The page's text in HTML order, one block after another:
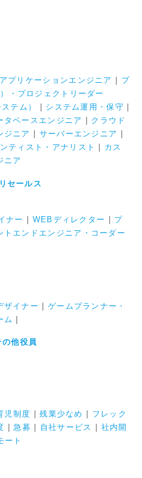
アプリケーションエンジニア
プ
・プロジェクトリーダー
テム） システム運用・保守
タベースエンジニア
クラウド
ジニア サーバーエンジニア
ティスト・アナリスト
カス
ニア
セールス
ナー
WEBディレクター
プ
トエンドエンジニア・コーダー
ザイナー | ゲームプランナー・
ム |
他役員
児制度 |残業少なめ
フレック
|急募 自社サービス
社内開
ート